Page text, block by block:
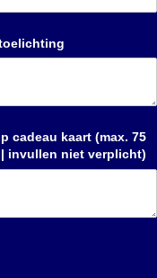
cadeau kaart (max. 75
invullen niet verplicht)